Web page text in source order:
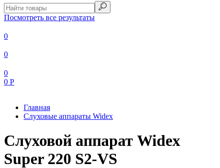
Посмотреть все результаты
0
0
0
0 Р
Главная
Слуховые аппараты Widex
Слуховой аппарат Widex
Super 220 S2-VS